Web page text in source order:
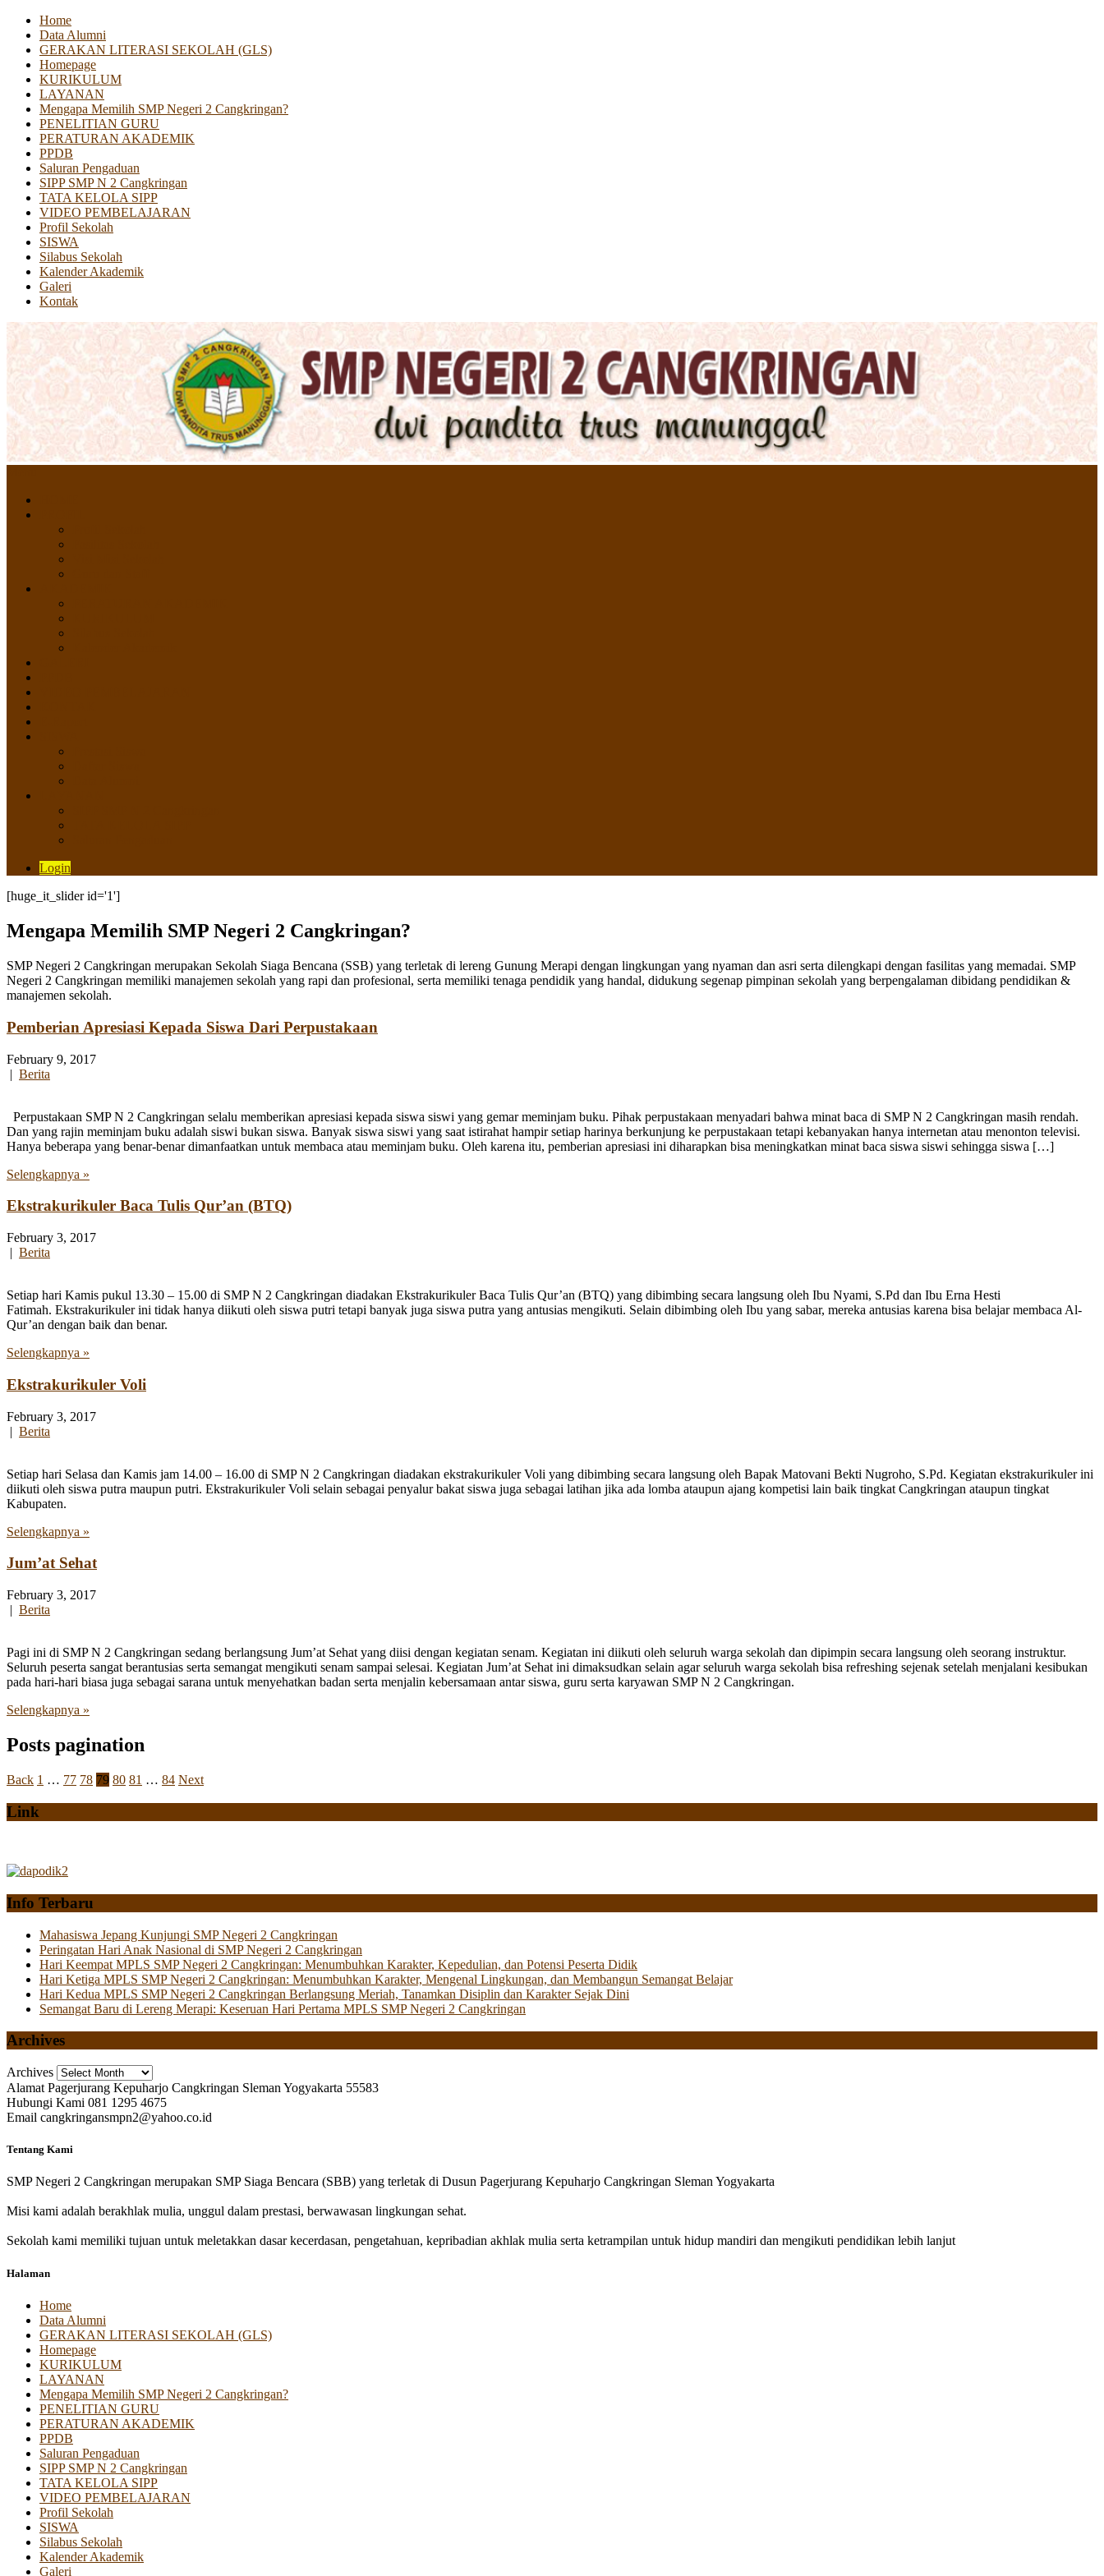
Home
Data Alumni
GERAKAN LITERASI SEKOLAH (GLS)
Homepage
KURIKULUM
LAYANAN
Mengapa Memilih SMP Negeri 2 Cangkringan?
PENELITIAN GURU
PERATURAN AKADEMIK
PPDB
Saluran Pengaduan
SIPP SMP N 2 Cangkringan
TATA KELOLA SIPP
VIDEO PEMBELAJARAN
Profil Sekolah
SISWA
Silabus Sekolah
Kalender Akademik
Galeri
Kontak
Login
[huge_it_slider id='1']
Mengapa Memilih SMP Negeri 2 Cangkringan?
SMP Negeri 2 Cangkringan merupakan Sekolah Siaga Bencana (SSB) yang terletak di lereng Gunung Merapi dengan lingkungan yang nyaman dan asri serta dilengkapi dengan fasilitas yang memadai. SMP
Negeri 2 Cangkringan memiliki manajemen sekolah yang rapi dan profesional, serta memiliki tenaga pendidik yang handal, didukung segenap pimpinan sekolah yang berpengalaman dibidang pendidikan &
manajemen sekolah.
Pemberian Apresiasi Kepada Siswa Dari Perpustakaan
February 9, 2017
| Berita
Perpustakaan SMP N 2 Cangkringan selalu memberikan apresiasi kepada siswa siswi yang gemar meminjam buku. Pihak perpustakaan menyadari bahwa minat baca di SMP N 2 Cangkringan masih rendah.
Dan yang rajin meminjam buku adalah siswi bukan siswa. Banyak siswa siswi yang saat istirahat hampir setiap harinya berkunjung ke perpustakaan tetapi kebanyakan hanya internetan atau menonton televisi.
Hanya beberapa yang benar-benar dimanfaatkan untuk membaca atau meminjam buku. Oleh karena itu, pemberian apresiasi ini diharapkan bisa meningkatkan minat baca siswa siswi sehingga siswa […]
Selengkapnya »
Ekstrakurikuler Baca Tulis Qur’an (BTQ)
February 3, 2017
| Berita
Setiap hari Kamis pukul 13.30 – 15.00 di SMP N 2 Cangkringan diadakan Ekstrakurikuler Baca Tulis Qur’an (BTQ) yang dibimbing secara langsung oleh Ibu Nyami, S.Pd dan Ibu Erna Hesti
Fatimah. Ekstrakurikuler ini tidak hanya diikuti oleh siswa putri tetapi banyak juga siswa putra yang antusias mengikuti. Selain dibimbing oleh Ibu yang sabar, mereka antusias karena bisa belajar membaca Al-
Qur’an dengan baik dan benar.
Selengkapnya »
Ekstrakurikuler Voli
February 3, 2017
| Berita
Setiap hari Selasa dan Kamis jam 14.00 – 16.00 di SMP N 2 Cangkringan diadakan ekstrakurikuler Voli yang dibimbing secara langsung oleh Bapak Matovani Bekti Nugroho, S.Pd. Kegiatan ekstrakurikuler ini
diikuti oleh siswa putra maupun putri. Ekstrakurikuler Voli selain sebagai penyalur bakat siswa juga sebagai latihan jika ada lomba ataupun ajang kompetisi lain baik tingkat Cangkringan ataupun tingkat
Kabupaten.
Selengkapnya »
Jum’at Sehat
February 3, 2017
| Berita
Pagi ini di SMP N 2 Cangkringan sedang berlangsung Jum’at Sehat yang diisi dengan kegiatan senam. Kegiatan ini diikuti oleh seluruh warga sekolah dan dipimpin secara langsung oleh seorang instruktur.
Seluruh peserta sangat berantusias serta semangat mengikuti senam sampai selesai. Kegiatan Jum’at Sehat ini dimaksudkan selain agar seluruh warga sekolah bisa refreshing sejenak setelah menjalani kesibukan
pada hari-hari biasa juga sebagai sarana untuk menyehatkan badan serta menjalin kebersamaan antar siswa, guru serta karyawan SMP N 2 Cangkringan.
Selengkapnya »
Posts pagination
Back 1 … 77 78 79 80 81 … 84 Next
Link
Info Terbaru
Mahasiswa Jepang Kunjungi SMP Negeri 2 Cangkringan
Peringatan Hari Anak Nasional di SMP Negeri 2 Cangkringan
Hari Keempat MPLS SMP Negeri 2 Cangkringan: Menumbuhkan Karakter, Kepedulian, dan Potensi Peserta Didik
Hari Ketiga MPLS SMP Negeri 2 Cangkringan: Menumbuhkan Karakter, Mengenal Lingkungan, dan Membangun Semangat Belajar
Hari Kedua MPLS SMP Negeri 2 Cangkringan Berlangsung Meriah, Tanamkan Disiplin dan Karakter Sejak Dini
Semangat Baru di Lereng Merapi: Keseruan Hari Pertama MPLS SMP Negeri 2 Cangkringan
Archives
Archives
Alamat Pagerjurang Kepuharjo Cangkringan Sleman Yogyakarta 55583
Hubungi Kami 081 1295 4675
Email cangkringansmpn2@yahoo.co.id
Tentang Kami
SMP Negeri 2 Cangkringan merupakan SMP Siaga Bencara (SBB) yang terletak di Dusun Pagerjurang Kepuharjo Cangkringan Sleman Yogyakarta
Misi kami adalah berakhlak mulia, unggul dalam prestasi, berwawasan lingkungan sehat.
Sekolah kami memiliki tujuan untuk meletakkan dasar kecerdasan, pengetahuan, kepribadian akhlak mulia serta ketrampilan untuk hidup mandiri dan mengikuti pendidikan lebih lanjut
Halaman
Home
Data Alumni
GERAKAN LITERASI SEKOLAH (GLS)
Homepage
KURIKULUM
LAYANAN
Mengapa Memilih SMP Negeri 2 Cangkringan?
PENELITIAN GURU
PERATURAN AKADEMIK
PPDB
Saluran Pengaduan
SIPP SMP N 2 Cangkringan
TATA KELOLA SIPP
VIDEO PEMBELAJARAN
Profil Sekolah
SISWA
Silabus Sekolah
Kalender Akademik
Galeri